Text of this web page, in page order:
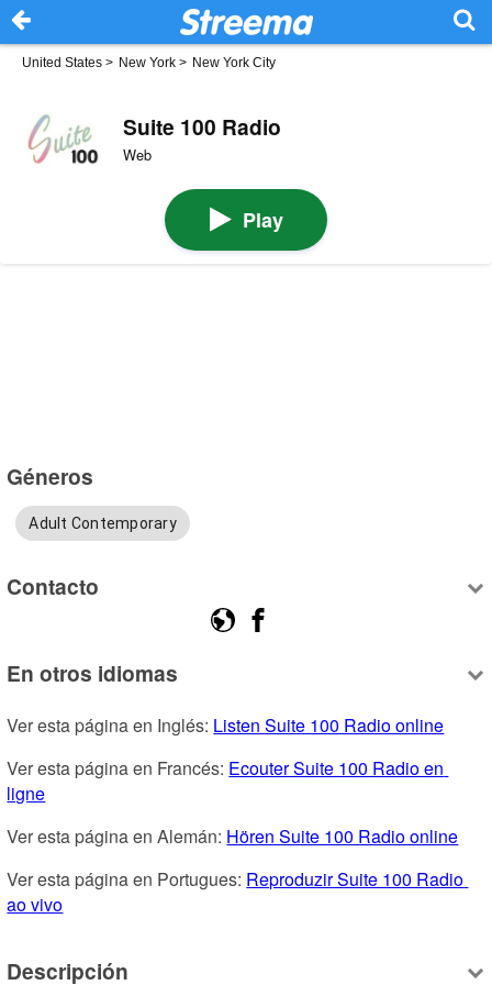
United States > New York > New York City
Suite 100 Radio
Web
Play
Géneros
Adult Contemporary
Contacto
En otros idiomas
Ver esta página en Inglés: Listen Suite 100 Radio online
Ver esta página en Francés: Ecouter Suite 100 Radio en
ligne
Ver esta página en Alemán: Hören Suite 100 Radio online
Ver esta página en Portugues: Reproduzir Suite 100 Radio
ao vivo
Descripción